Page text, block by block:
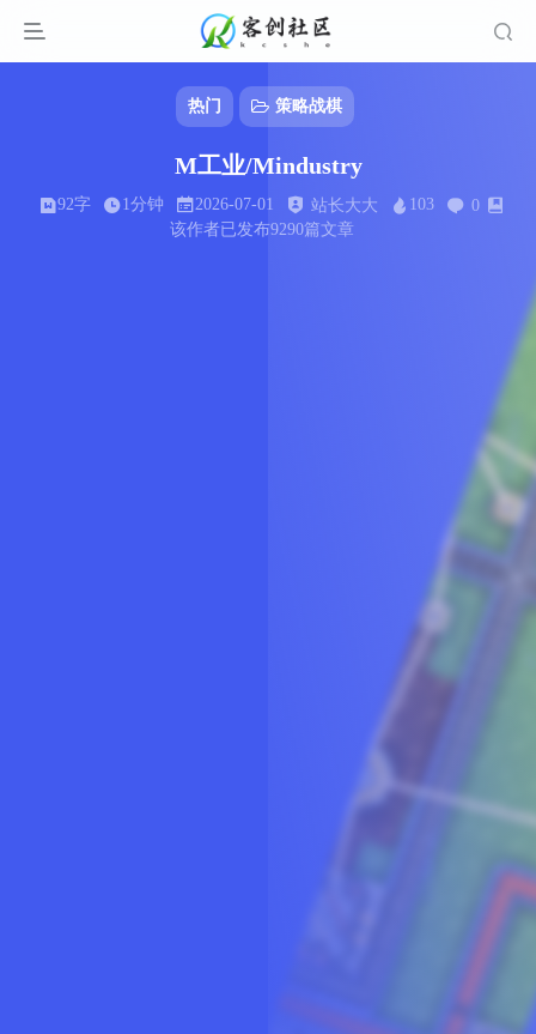
热门 策略战棋
M工业/Mindustry
92字 1分钟 2026-07-01 站长大大 103
0
该作者已发布9290篇文章